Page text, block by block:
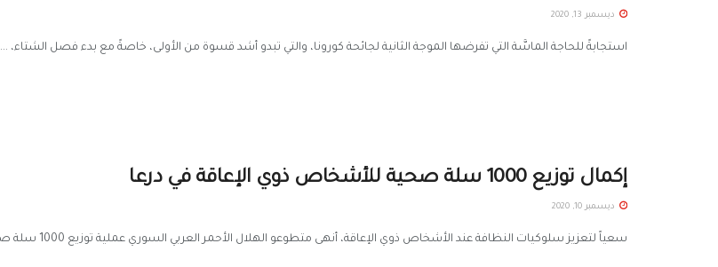
ديسمبر 13, 2020
استجابةً للحاجة الماسَّة التي تفرضها الموجة الثانية لجائحة كورونا، والتي تبدو أشد قسوة من الأولى، خاصةً مع بدء فصل الشتاء، ...
إكمال توزيع 1000 سلة صحية للأشخاص ذوي الإعاقة في درعا
ديسمبر 10, 2020
سعياً لتعزيز سلوكيات النظافة عند الأشخاص ذوي الإعاقة، أنهى متطوعو الهلال الأحمر العربي السوري عملية توزيع 1000 سلة صحية خاصة ...